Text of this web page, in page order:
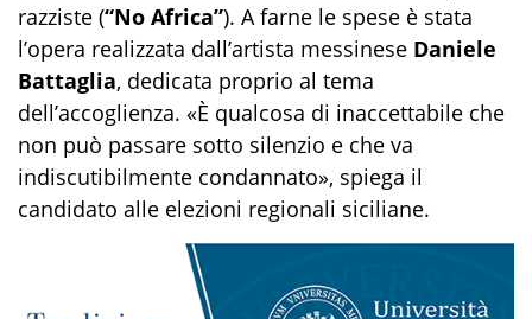
razziste (“No Africa”). A farne le spese è stata
l’opera realizzata dall’artista messinese Daniele
Battaglia, dedicata proprio al tema
dell’accoglienza. «È qualcosa di inaccettabile che
non può passare sotto silenzio e che va
indiscutibilmente condannato», spiega il
candidato alle elezioni regionali siciliane.